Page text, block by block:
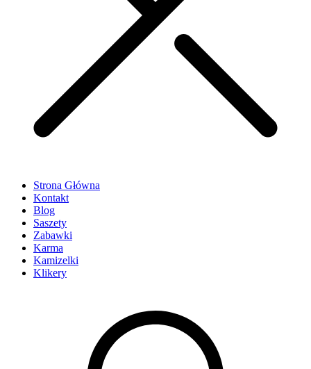
Strona Główna
Kontakt
Blog
Saszety
Zabawki
Karma
Kamizelki
Klikery